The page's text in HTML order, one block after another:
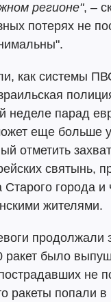
регионе", –
потерях не
как системы
неделе парад
еще больше
отметить
святынь,
города и
жителями.
продолжали
ракет было
не
ракеты попали